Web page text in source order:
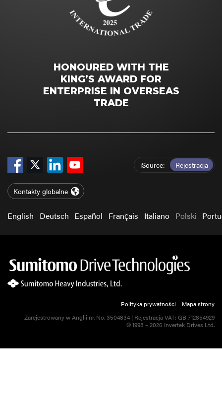
HONOURED WITH THE
KING’S AWARD FOR
ENTERPRISE IN OVERSEAS
TRADE
iSource Rejestracja
Kontakty globalne
English Deutsch Español Français Italiano Polski
Polityka prywatności
Mapa strony
Zarejestrowany w Anglii nr. No. 3504834 | Rejestracja VAT: GB 712854929
© 1998 – 2026 Invertek Drives Ltd.